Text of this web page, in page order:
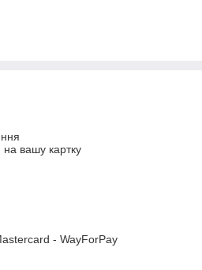
на вашу картку
- WayForPay